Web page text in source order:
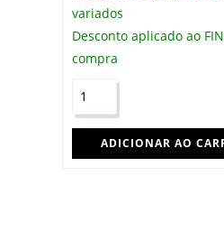
variados
Desconto aplicado ao
compra
ADICIONAR AO